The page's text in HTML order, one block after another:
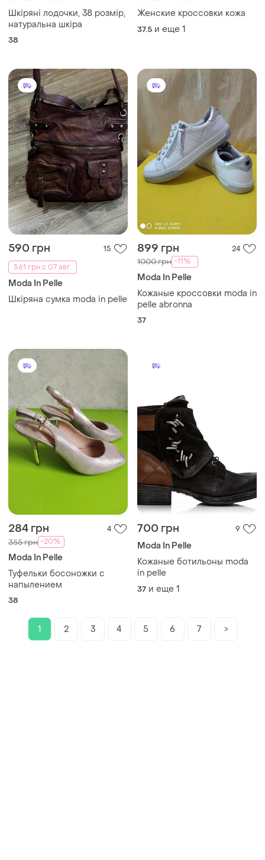
Шкіряні лодочки, 38 розмір,
натуральна шкіра
38
Женские кроссовки кожа
37.5 и еще 1
590 грн
15
561 грн с 07 авг.
Moda In Pelle
Шкіряна сумка moda in pelle
899 грн 24
1000 грн -11%
Moda In Pelle
Кожаные кроссовки moda in
pelle abronna
37
284 грн 4
355 грн -20%
Moda In Pelle
Туфельки босоножки с
напылением
38
700 грн 9
Moda In Pelle
Кожаные ботильоны moda
in pelle
37 и еще 1
1 2 3 4 5 6 7 >